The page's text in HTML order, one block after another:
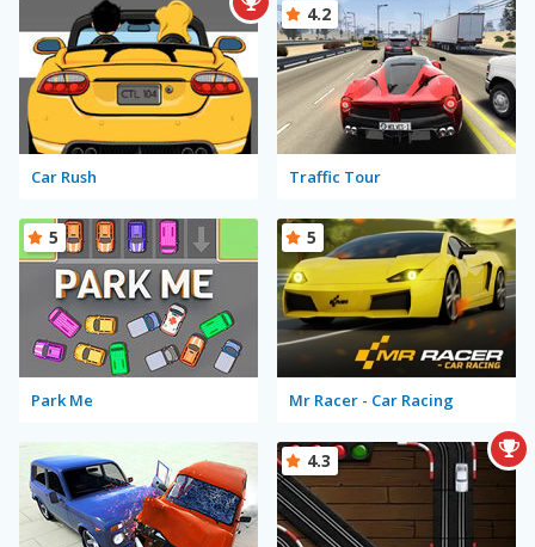
Car Rush Traffic Tour
4.2
Park Me
5
Mr Racer - Car Racing
5
4.3